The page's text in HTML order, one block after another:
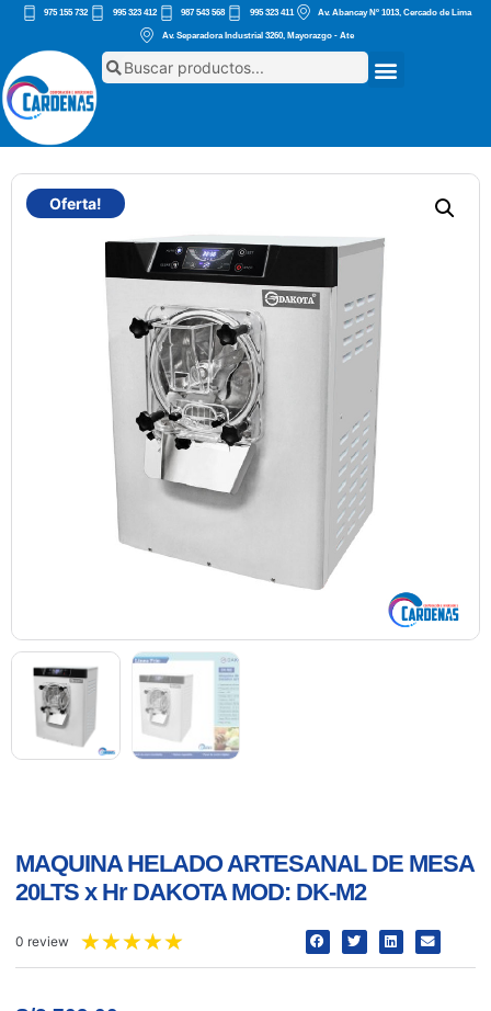
975 155 732 995 323 412 987 543 568 995 323 411 Av. Abancay Nº 1013, Cercado de Lima
Av. Separadora Industrial 3260, Mayorazgo - Ate
Oferta!
MAQUINA HELADO ARTESANAL DE MESA
20LTS x Hr DAKOTA MOD: DK-M2
0 review ★★★★★